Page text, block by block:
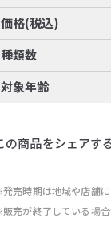
価格(税込)
種類数
対象年齢
の商品をシェアす
売時期は地域や店舗に
売が終了している場合